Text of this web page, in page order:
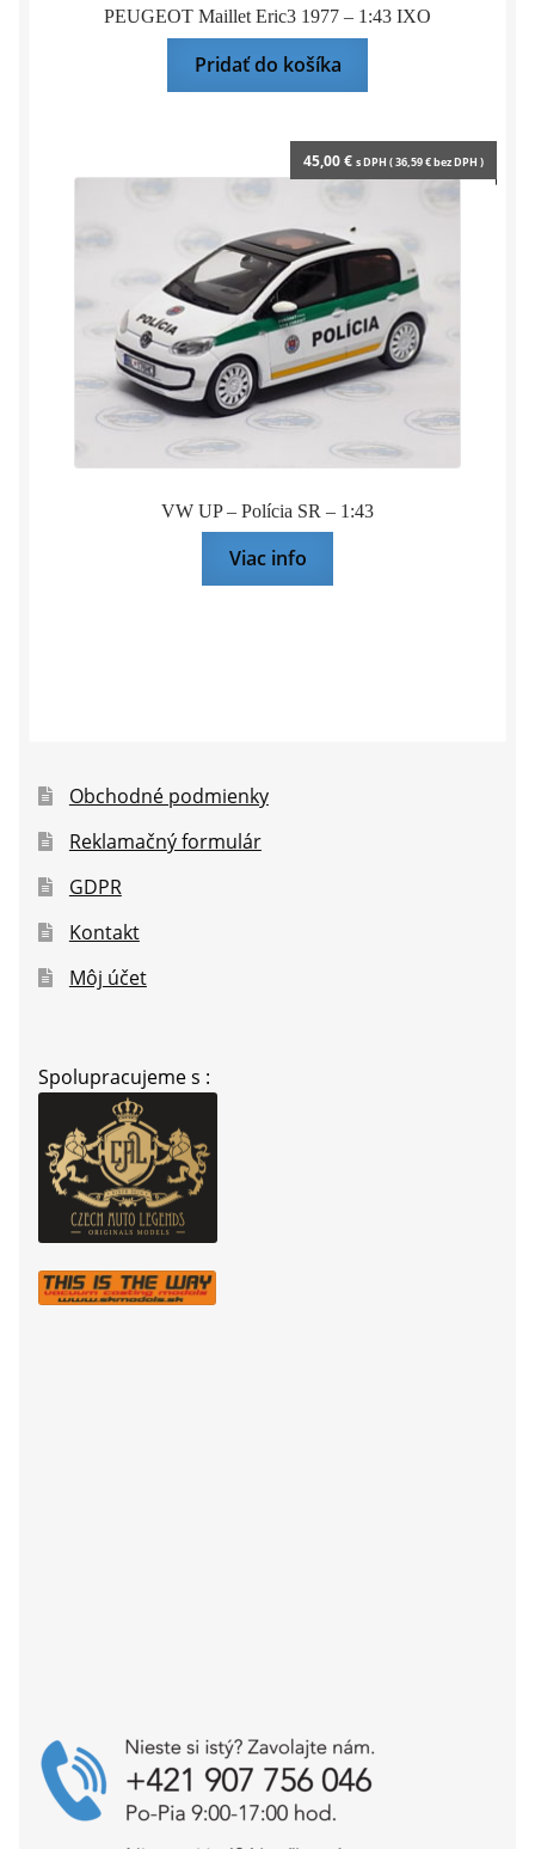
PEUGEOT Maillet Eric3 1977 – 1:43 IXO
Pridať do košíka
VW UP – Polícia SR – 1:43
45,00€ s DPH (36,59€bez DPH )
Viac info
Obchodné podmienky
Reklamačný formulár
GDPR
Kontakt
Môj účet
Spolupracujeme s :